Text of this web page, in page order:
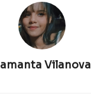
Vilanova